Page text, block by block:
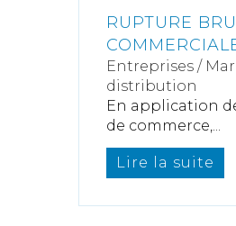
RUPTURE
Entreprises /
distribution
En application
de commerce,...
Lire la suite